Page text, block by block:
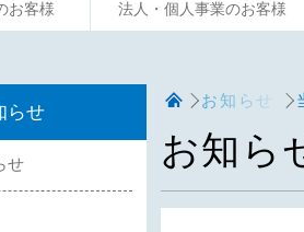
お客様 法人・個人事業のお客様
お知らせ
お知ら
らせ
せ